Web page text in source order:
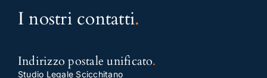
I nostri contatti.
Indirizzo postale unificato.
Studio Legale Scicchitano